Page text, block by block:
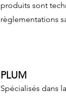
produits sont
règlementations
PLUM
Spécialisés dans